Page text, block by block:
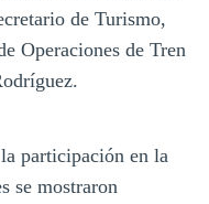
de Turismo,
Operaciones de Tren
participación en la
se mostraron